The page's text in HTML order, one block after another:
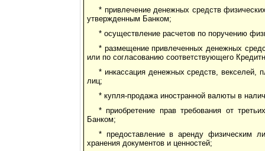
* привлечение денежных средств
утвержденным Банком;
* осуществление расчетов по поручению
* размещение привлеченных денежных
или по согласованию соответствующего
* инкассация денежных средств, векселей,
лиц;
* купля-продажа иностранной валюты в
* приобретение прав требования от
Банком;
* предоставление в аренду физическим
хранения документов и ценностей;